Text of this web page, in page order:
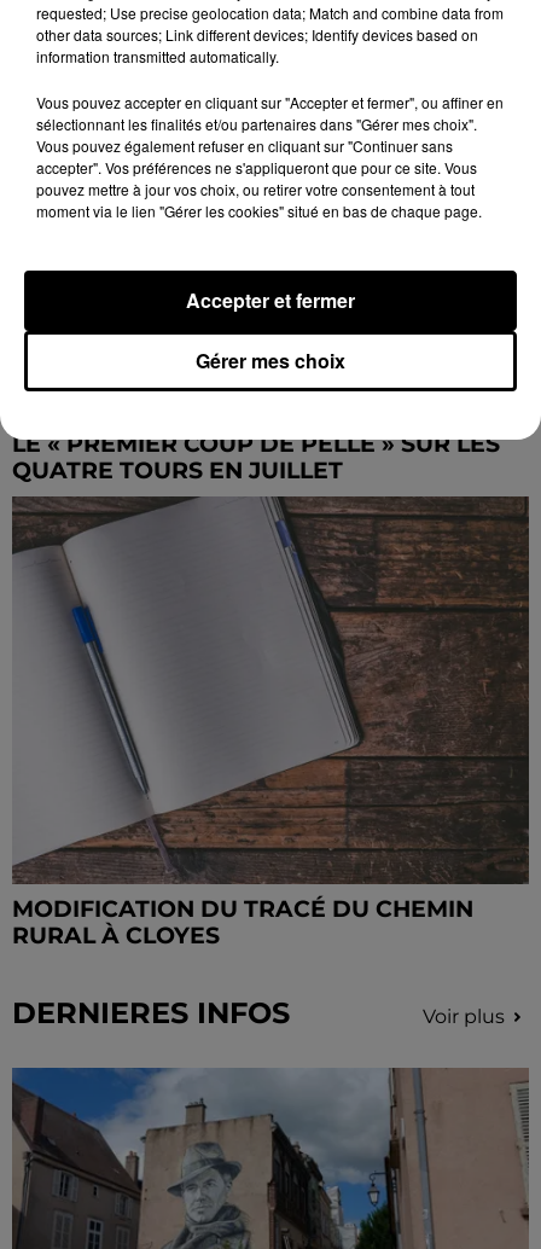
DÉNONCÉS PAR L214
LE « PREMIER COUP DE PELLE » SUR LES
QUATRE TOURS EN JUILLET
MODIFICATION DU TRACÉ DU CHEMIN
RURAL À CLOYES
DERNIERES INFOS Voir plus
requested; Use precise geolocation data; Match and combine data from
other data sources; Link different devices; Identify devices based on
information transmitted automatically.
Vous pouvez accepter en cliquant sur "Accepter et fermer", ou affiner en
sélectionnant les finalités et/ou partenaires dans "Gérer mes choix".
Vous pouvez également refuser en cliquant sur "Continuer sans
accepter". Vos préférences ne s'appliqueront que pour ce site. Vous
pouvez mettre à jour vos choix, ou retirer votre consentement à tout
moment via le lien "Gérer les cookies" situé en bas de chaque page.
Gérer mes choix
Accepter et fermer